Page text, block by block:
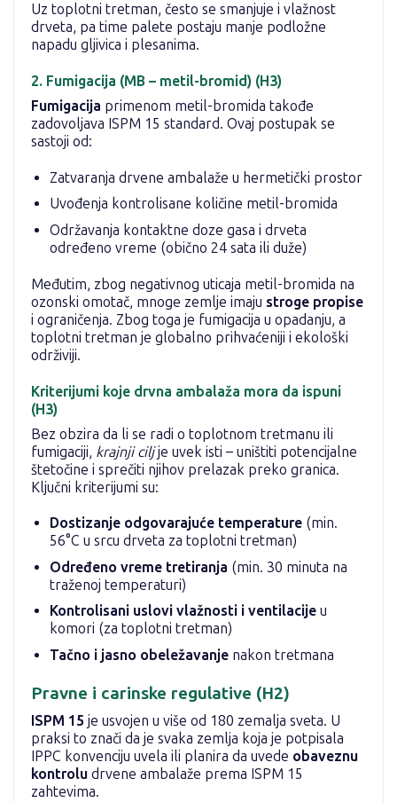
Uz toplotni tretman, često se smanjuje i vlažnost
drveta, pa time palete postaju manje podložne
napadu gljivica i plesanima.
2. Fumigacija (MB – metil-bromid) (H3)
Fumigacija primenom metil-bromida takođe
zadovoljava ISPM 15 standard. Ovaj postupak se
sastoji od:
Zatvaranja drvene ambalaže u hermetički prostor
Uvođenja kontrolisane količine metil-bromida
Održavanja kontaktne doze gasa i drveta
određeno vreme (obično 24 sata ili duže)
Međutim, zbog negativnog uticaja metil-bromida na
ozonski omotač, mnoge zemlje imaju stroge propise
i ograničenja. Zbog toga je fumigacija u opadanju, a
toplotni tretman je globalno prihvaćeniji i ekološki
održiviji.
Kriterijumi koje drvna ambalaža mora da ispuni
(H3)
Bez obzira da li se radi o toplotnom tretmanu ili
fumigaciji, krajnji ciljje uvek isti – uništiti potencijalne
štetočine i sprečiti njihov prelazak preko granica.
Ključni kriterijumi su:
Dostizanje odgovarajuće temperature(min.
56°C u srcu drveta za toplotni tretman)
Određeno vreme tretiranja (min. 30 minuta na
traženoj temperaturi)
Kontrolisani uslovi vlažnosti i ventilacijeu
komori (za toplotni tretman)
Tačno i jasno obeležavanjenakon tretmana
Pravne i carinske regulative (H2)
ISPM 15 je usvojen u više od 180 zemalja sveta. U
praksi to znači da je svaka zemlja koja je potpisala
IPPC konvenciju uvela ili planira da uvede obaveznu
kontrolu drvene ambalaže prema ISPM 15
zahtevima.